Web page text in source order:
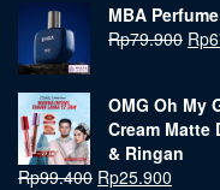
MBA
Rp79.900 Rp
OMG Oh My
Cream Matte
& Ringan
Rp99.400 Rp25.900